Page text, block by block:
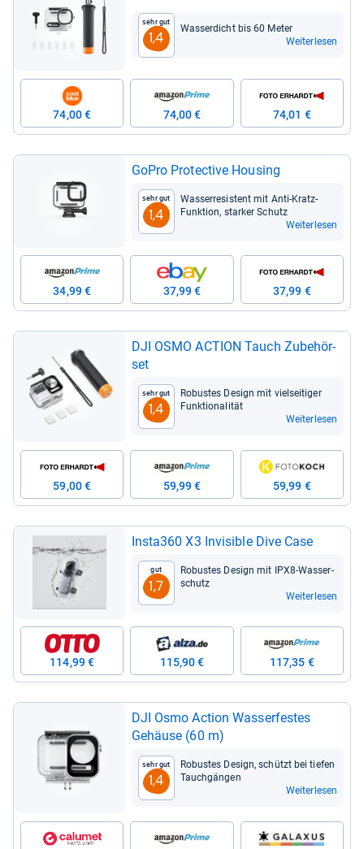
Sehr gut
1,4
Was­ser­dicht bis 60 Meter
Weiterlesen
74,00 € 74,00 € 74,01 €
GoPro Pro­tec­tive Hou­sing
Sehr gut
1,4
Was­ser­re­sis­tent mit Anti-​Kratz-​
Funk­tion, star­ker Schutz
Weiterlesen
34,99 € 37,99 € 37,99 €
DJI OSMO ACTION Tauch Zube­hör­
set
Sehr gut
1,4
Robus­tes Design mit viel­sei­ti­ger
Funk­tio­na­li­tät
Weiterlesen
59,00 € 59,99 € 59,99 €
Insta360 X3 Invi­si­ble Dive Case
Gut
1,7
Robus­tes Design mit IPX8-​Was­ser­
schutz
Weiterlesen
114,99 € 115,90 € 117,35 €
DJI Osmo Action Was­ser­fes­tes
Gehäuse (60 m)
Sehr gut
1,4
Robus­tes Design, schützt bei tie­fen
Tauch­gän­gen
Weiterlesen